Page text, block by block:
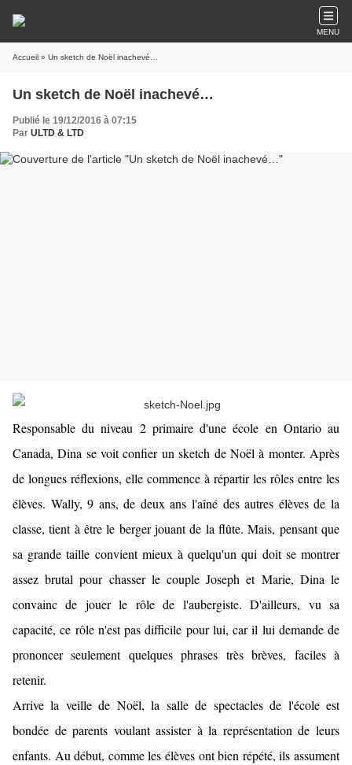
MENU
Accueil » Un sketch de Noël inachevé…
Un sketch de Noël inachevé…
Publié le 19/12/2016 à 07:15
Par ULTD & LTD
Responsable du niveau 2 primaire d'une école en Ontario au
Canada, Dina se voit confier un sketch de Noël à monter. Après
de longues réflexions, elle commence à répartir les rôles entre les
élèves. Wally, 9 ans, de deux ans l'aîné des autres élèves de la
classe, tient à être le berger jouant de la flûte. Mais, pensant que
sa grande taille convient mieux à quelqu'un qui doit se montrer
assez brutal pour chasser le couple Joseph et Marie, Dina le
convainc de jouer le rôle de l'aubergiste. D'ailleurs, vu sa
capacité, ce rôle n'est pas difficile pour lui, car il lui demande de
prononcer seulement quelques phrases très brèves, faciles à
retenir.
Arrive la veille de Noël, la salle de spectacles de l'école est
bondée de parents voulant assister à la représentation de leurs
enfants. Au début, comme les élèves ont bien répété, ils assument